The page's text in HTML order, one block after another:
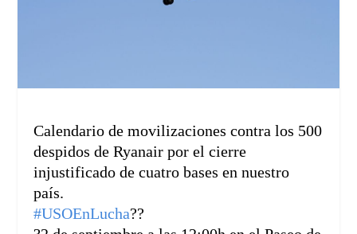
Calendario de movilizaciones contra los 500
despidos de Ryanair por el cierre
injustificado de cuatro bases en nuestro
país.
#USOEnLucha??